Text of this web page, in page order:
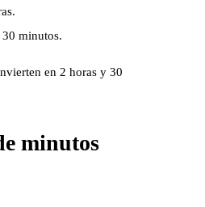
minutos.
en 2 horas y 30
minutos